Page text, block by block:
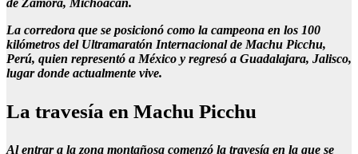
de Zamora, Michoacán.
La corredora que se posicionó como la campeona en los 100
kilómetros del Ultramaratón Internacional de Machu Picchu,
Perú, quien representó a México y regresó a Guadalajara, Jalisco,
lugar donde actualmente vive.
La travesía en Machu Picchu
Al entrar a la zona montañosa comenzó la travesía en la que se